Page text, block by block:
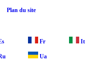
Plan du site
Fr It
Ua